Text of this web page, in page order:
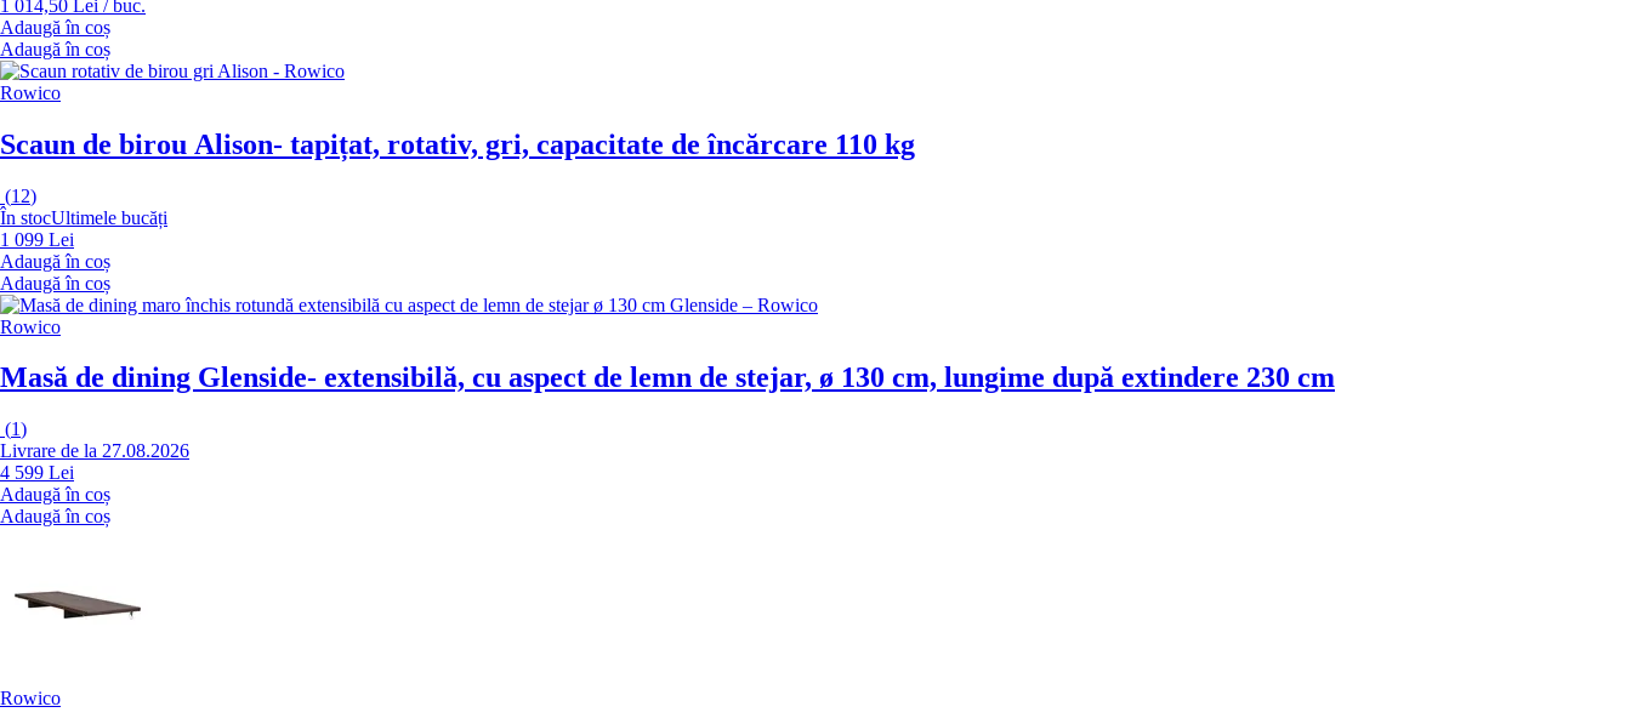
1 014,50 Lei / buc.
Adaugă în coș
Adaugă în coș
Rowico
Scaun de birou Alison- tapițat, rotativ, gri, capacitate de încărcare 110 kg
(12)
În stocUltimele bucăți
1 099 Lei
Adaugă în coș
Adaugă în coș
Rowico
Masă de dining Glenside- extensibilă, cu aspect de lemn de stejar, ø 130 cm, lungime după extindere 230 cm
(1)
Livrare de la 27.08.2026
4 599 Lei
Adaugă în coș
Adaugă în coș
Rowico